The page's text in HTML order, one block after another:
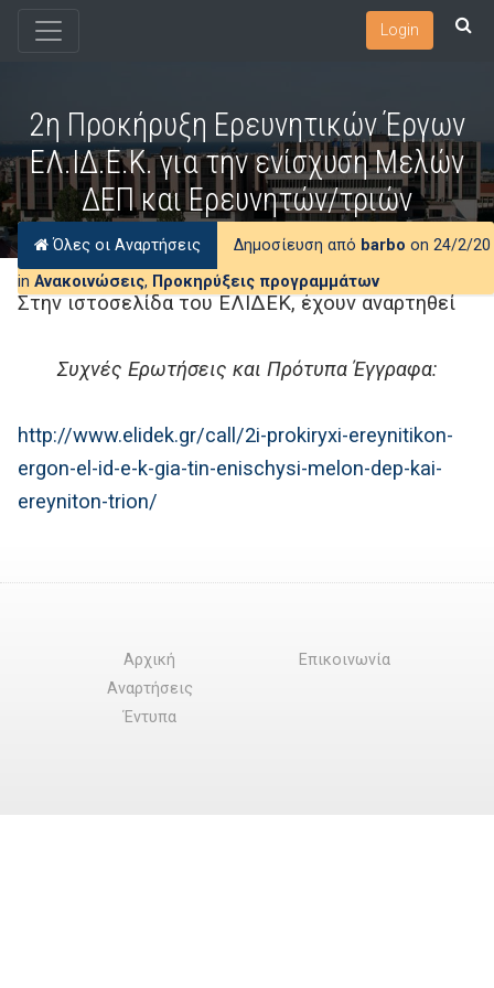
Login
2η Προκήρυξη Ερευνητικών Έργων
ΕΛ.ΙΔ.Ε.Κ. για την ενίσχυση Μελών
ΔΕΠ και Ερευνητών/τριών
Όλες οι Αναρτήσεις Δημοσίευση από barbo on 24/2/20
in Ανακοινώσεις, Προκηρύξεις προγραμμάτων
Στην ιστοσελίδα του ΕΛΙΔΕΚ, έχουν αναρτηθεί
Συχνές Ερωτήσεις και Πρότυπα Έγγραφα:
http://www.elidek.gr/call/2i-prokiryxi-ereynitikon-
ergon-el-id-e-k-gia-tin-enischysi-melon-dep-kai-
ereyniton-trion/
Αρχική
Αναρτήσεις
Έντυπα
Επικοινωνία